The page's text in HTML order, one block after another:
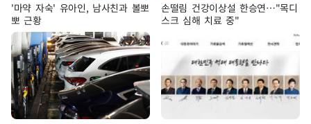
'마약 자숙' 유아인, 남사친과 볼뽀
뽀 근황
손떨림 건강이상설 한승연…"목디
스크 심해 치료 중"